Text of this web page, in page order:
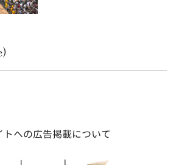
トへの広告掲載について